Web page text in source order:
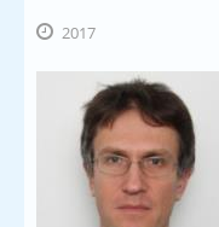
2017